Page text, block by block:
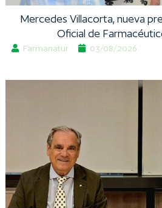
Mercedes Villacorta, nueva
Oficial de
Farmanatur 03/08/2026